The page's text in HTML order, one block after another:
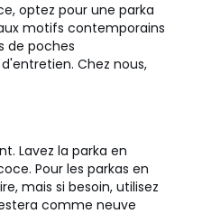
optez pour une parka
motifs contemporains
de poches
Chez nous,
Lavez la parka en
Pour les parkas en
mais si besoin, utilisez
comme neuve